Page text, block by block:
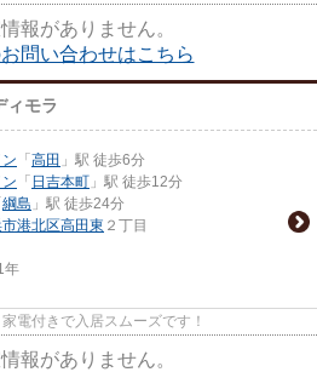
報がありません。
問い合わせはこちら
モラ
「 高田 」駅 徒歩6分
「 日吉本町 」駅 徒歩12分
綱島 」駅 徒歩24分
港北区高田東 ２丁目
年
電付きで入居スムーズです！
報がありません。